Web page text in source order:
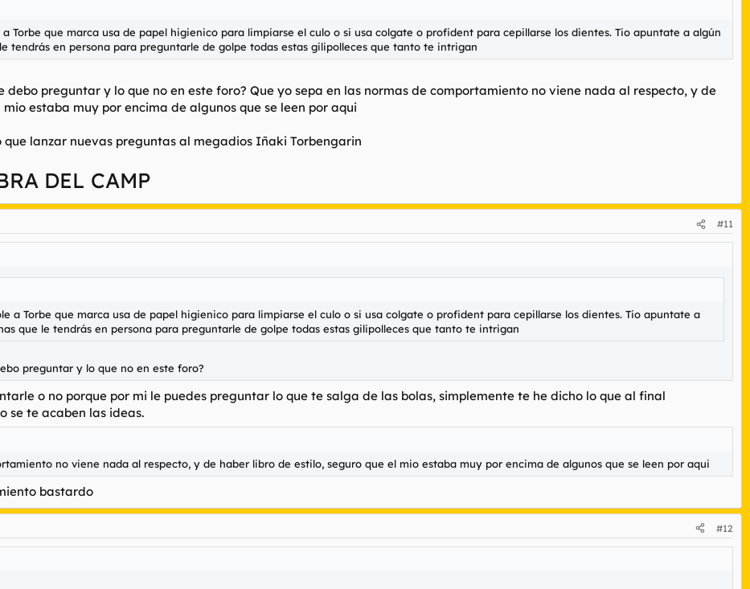
Torbe que marca usa de papel higienico para limpiarse el culo o si usa colgate o profident para cepillarse los dientes. Tio apuntate a algún
tendrás en persona para preguntarle de golpe todas estas gilipolleces que tanto te intrigan
debo preguntar y lo que no en este foro? Que yo sepa en las normas de comportamiento no viene nada al respecto, y de
estaba muy por encima de algunos que se leen por aqui
lanzar nuevas preguntas al megadios Iñaki Torbengarin
DEL CAMP
#11
a Torbe que marca usa de papel higienico para limpiarse el culo o si usa colgate o profident para cepillarse los dientes. Tio apuntate a
que le tendrás en persona para preguntarle de golpe todas estas gilipolleces que tanto te intrigan
preguntar y lo que no en este foro?
o no porque por mi le puedes preguntar lo que te salga de las bolas, simplemente te he dicho lo que al final
se te acaben las ideas.
no viene nada al respecto, y de haber libro de estilo, seguro que el mio estaba muy por encima de algunos que se leen por aqui
bastardo
#12